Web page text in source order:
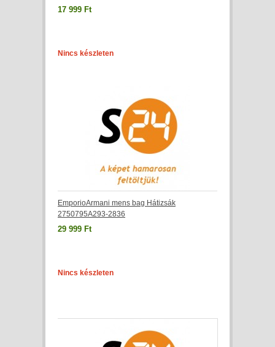
17 999 Ft
Nincs készleten
EmporioArmani mens bag Hátizsák
2750795A293-2836
29 999 Ft
Nincs készleten